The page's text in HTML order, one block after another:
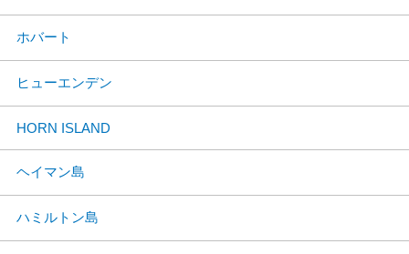
ホバート
ヒューエンデン
HORN ISLAND
ヘイマン島
ハミルトン島